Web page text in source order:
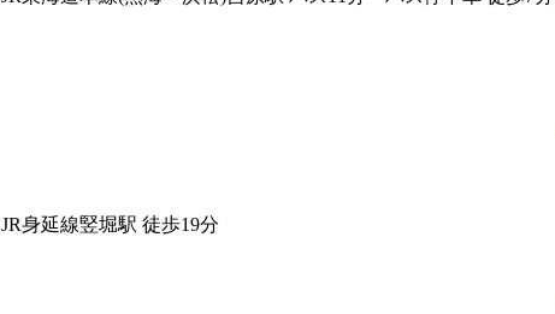
JR身延線竪堀駅 徒歩19分